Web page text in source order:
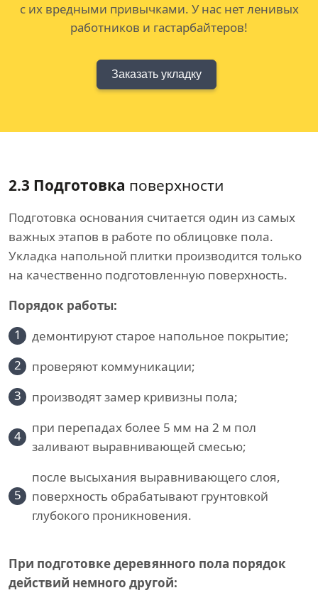
с их вредными привычками. У нас нет ленивых
работников и гастарбайтеров!
Заказать укладку
2.3 Подготовка поверхности
Подготовка основания считается один из самых
важных этапов в работе по облицовке пола.
Укладка напольной плитки производится только
на качественно подготовленную поверхность.
Порядок работы:
1
демонтируют старое напольное покрытие;
2
проверяют коммуникации;
3
производят замер кривизны пола;
4
при перепадах более 5 мм на 2 м пол
заливают выравнивающей смесью;
5
после высыхания выравнивающего слоя,
поверхность обрабатывают грунтовкой
глубокого проникновения.
При подготовке деревянного пола порядок
действий немного другой: